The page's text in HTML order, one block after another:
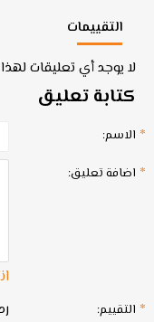
التقييمات
لا يوجد أي تعليقات لهذا
كتابة تعليق
الاسم:
اضافة تعليق:
التقييم: